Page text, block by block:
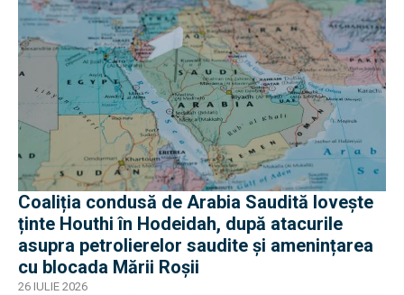
Coaliția condusă de Arabia Saudită lovește
ținte Houthi în Hodeidah, după atacurile
asupra petrolierelor saudite și amenințarea
cu blocada Mării Roșii
26 IULIE 2026